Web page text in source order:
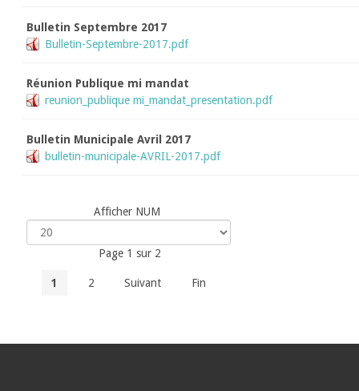
Bulletin Septembre 2017
Bulletin-Septembre-2017.pdf
Réunion Publique mi mandat
reunion_publique mi_mandat_presentation.pdf
Bulletin Municipale Avril 2017
bulletin-municipale-AVRIL-2017.pdf
Afficher NUM
Page 1 sur 2
1 2 Suivant Fin